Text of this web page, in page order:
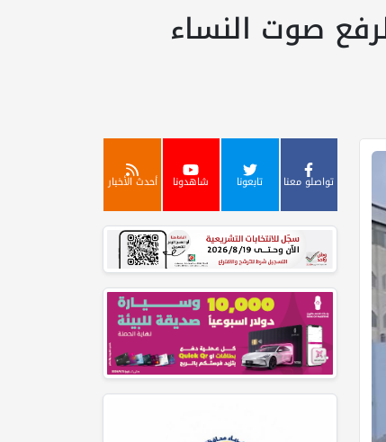
صوت النساء
تواصلو معنا تابعونا شاهدونا أحدث الأخبار